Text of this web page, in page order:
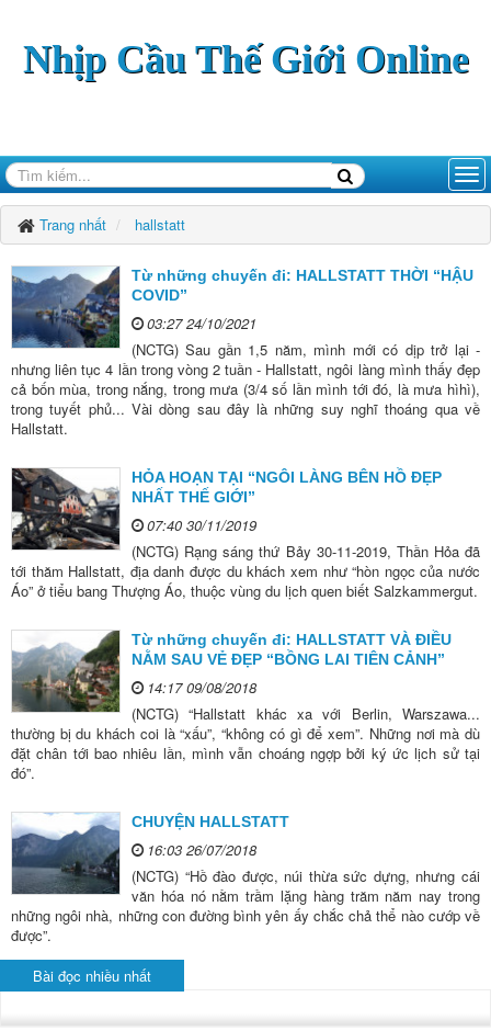
Nhịp Cầu Thế Giới Online
Trang nhất hallstatt
Từ những chuyến đi: HALLSTATT THỜI “HẬU
COVID”
03:27 24/10/2021
(NCTG) Sau gần 1,5 năm, mình mới có dịp trở lại -
nhưng liên tục 4 lần trong vòng 2 tuần - Hallstatt, ngôi làng mình thấy đẹp
cả bốn mùa, trong nắng, trong mưa (3/4 số lần mình tới đó, là mưa hìhì),
trong tuyết phủ... Vài dòng sau đây là những suy nghĩ thoáng qua về
Hallstatt.
HỎA HOẠN TẠI “NGÔI LÀNG BÊN HỒ ĐẸP
NHẤT THẾ GIỚI”
07:40 30/11/2019
(NCTG) Rạng sáng thứ Bảy 30-11-2019, Thần Hỏa đã
tới thăm Hallstatt, địa danh được du khách xem như “hòn ngọc của nước
Áo” ở tiểu bang Thượng Áo, thuộc vùng du lịch quen biết Salzkammergut.
Từ những chuyến đi: HALLSTATT VÀ ĐIỀU
NẰM SAU VẺ ĐẸP “BỒNG LAI TIÊN CẢNH”
14:17 09/08/2018
(NCTG) “Hallstatt khác xa với Berlin, Warszawa...
thường bị du khách coi là “xấu”, “không có gì để xem”. Những nơi mà dù
đặt chân tới bao nhiêu lần, mình vẫn choáng ngợp bởi ký ức lịch sử tại
đó”.
CHUYỆN HALLSTATT
16:03 26/07/2018
(NCTG) “Hồ đào được, núi thừa sức dựng, nhưng cái
văn hóa nó nằm trầm lặng hàng trăm năm nay trong
những ngôi nhà, những con đường bình yên ấy chắc chả thể nào cướp về
được”.
Bài đọc nhiều nhất